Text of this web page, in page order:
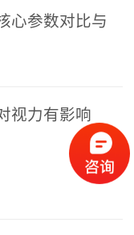
心参数对比与
视力有影响